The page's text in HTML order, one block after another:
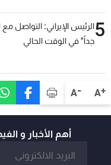
A+
A-
5الرئيس الإيراني: التواصل
جداً" في الوقت الحالي
أهم الأخبار و